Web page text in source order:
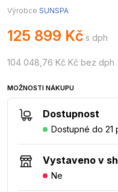
Výrobce SUNSPA
125 899 Kč s dph
104 048,76 Kč Kč bez dph
MOŽNOSTI NÁKUPU
Dostupnost
Dostupné do 21
Vystaveno v
Ne